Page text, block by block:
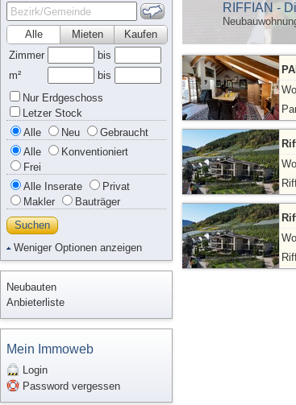
Alle Kaufen
Mieten
Zimmer
bis
m²
bis
Nur Erdgeschoss
Letzer Stock
Alle
Neu
Gebraucht
Alle
Konventioniert
Frei
Alle Inserate
Privat
Makler
Bauträger
Suchen
Weniger Optionen anzeigen
Neubauten
Anbieterliste
Mein Immoweb
Login
Password vergessen
RIFFIAN -